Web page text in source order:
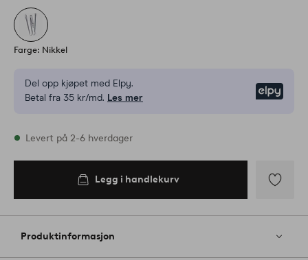
Farge: Nikkel
Del opp kjøpet med Elpy.
Betal fra 35 kr/md. Les mer
På lager
Levert på 2-6 hverdager
Legg i handlekurv
til
Produktinformasjon